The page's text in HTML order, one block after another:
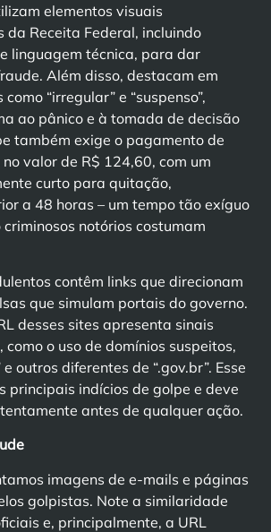
elementos visuais
da Receita Federal, incluindo
linguagem técnica, para dar
Além disso, destacam em
“irregular” e “suspenso”,
ao pânico e à tomada de decisão
também exige o pagamento de
valor de R$ 124,60, com um
curto para quitação,
a 48 horas – um tempo tão exíguo
criminosos notórios costumam
contêm links que direcionam
que simulam portais do governo.
desses sites apresenta sinais
o uso de domínios suspeitos,
e outros diferentes de “.gov.br”. Esse
principais indícios de golpe e deve
antes de qualquer ação.
imagens de e-mails e páginas
golpistas. Note a similaridade
e, principalmente, a URL